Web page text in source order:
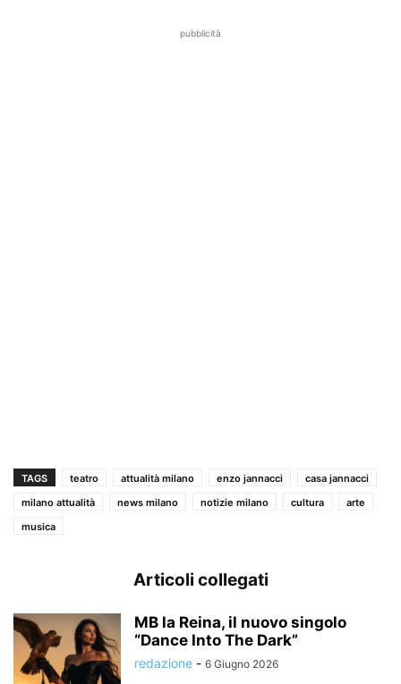
pubblicità
TAGS teatro attualità milano enzo jannacci
casa jannacci
milano attualità
news milano notizie milano cultura
arte
musica
Articoli collegati
MB la Reina, il nuovo singolo
“Dance Into The Dark”
redazione - 6 Giugno 2026